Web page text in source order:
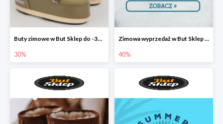
Buty zimowe w But Sklep do -30%
30%
Zimowa wyprzedaż w But Sklep do -40%
40%